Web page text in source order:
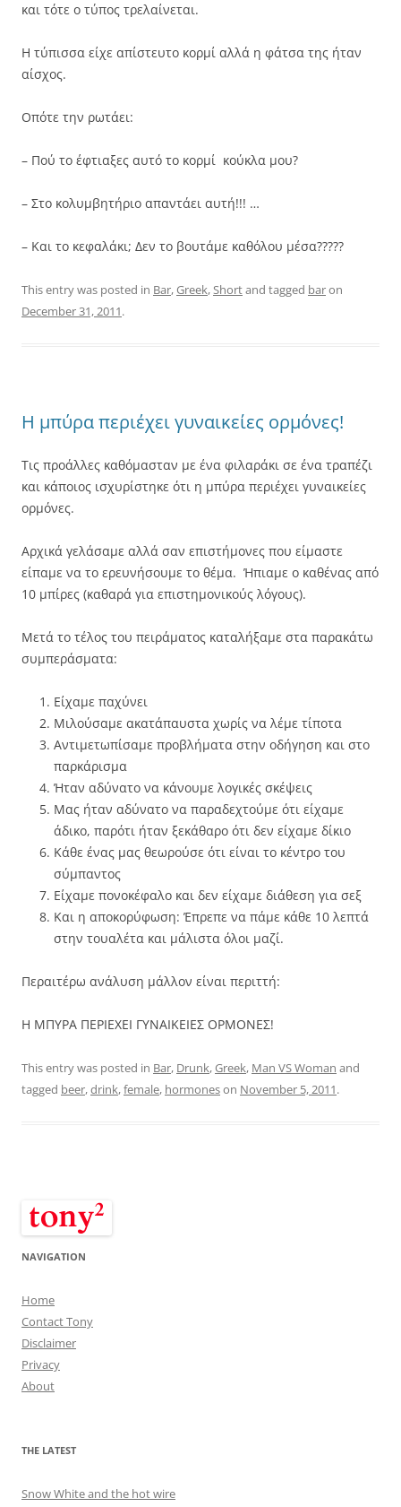
και τότε ο τύπος τρελαίνεται.
Η τύπισσα είχε απίστευτο κορμί αλλά η φάτσα της ήταν
αίσχος.
Οπότε την ρωτάει:
– Πού το έφτιαξες αυτό το κορμί κούκλα μου?
– Στο κολυμβητήριο απαντάει αυτή!!! …
– Και το κεφαλάκι; Δεν το βουτάμε καθόλου μέσα?????
This entry was posted in Bar,Greek,Shortand tagged baron
December 31, 2011.
Η μπύρα περιέχει γυναικείες ορμόνες!
Τις προάλλες καθόμασταν με ένα φιλαράκι σε ένα τραπέζι
και κάποιος ισχυρίστηκε ότι η μπύρα περιέχει γυναικείες
ορμόνες.
Αρχικά γελάσαμε αλλά σαν επιστήμονες που είμαστε
είπαμε να το ερευνήσουμε το θέμα. Ήπιαμε ο καθένας από
10 μπίρες (καθαρά για επιστημονικούς λόγους).
Μετά το τέλος του πειράματος καταλήξαμε στα παρακάτω
συμπεράσματα:
Είχαμε παχύνει
Μιλούσαμε ακατάπαυστα χωρίς να λέμε τίποτα
Αντιμετωπίσαμε προβλήματα στην οδήγηση και στο
παρκάρισμα
Ήταν αδύνατο να κάνουμε λογικές σκέψεις
Μας ήταν αδύνατο να παραδεχτούμε ότι είχαμε
άδικο, παρότι ήταν ξεκάθαρο ότι δεν είχαμε δίκιο
Κάθε ένας μας θεωρούσε ότι είναι το κέντρο του
σύμπαντος
Είχαμε πονοκέφαλο και δεν είχαμε διάθεση για σεξ
Και η αποκορύφωση: Έπρεπε να πάμε κάθε 10 λεπτά
στην τουαλέτα και μάλιστα όλοι μαζί.
Περαιτέρω ανάλυση μάλλον είναι περιττή:
Η ΜΠΥΡΑ ΠΕΡΙΕΧΕΙ ΓΥΝΑΙΚΕΙΕΣ ΟΡΜΟΝΕΣ!
This entry was posted in Bar, Drunk,Greek, Man VS Woman and
tagged beer,drink,female, hormoneson November 5, 2011.
NAVIGATION
Home
Contact Tony
Disclaimer
Privacy
About
THE LATEST
Snow White and the hot wire